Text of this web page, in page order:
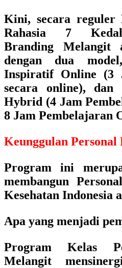
Kini, secara reguler
Rahasia 7
Branding Melangit
dengan dua
Inspiratif Online (3
secara online), dan
Hybrid (4 Jam
8 Jam Pembelajaran
Keunggulan
Program ini
membangun
Kesehatan Indonesia
Apa yang menjadi
Program Kelas
Melangit